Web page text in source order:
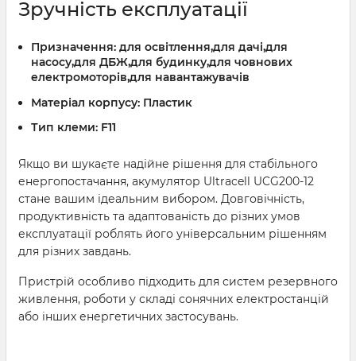
Зручність експлуатації
Призначення: для освітлення,для дачі,для
насосу,для ДБЖ,для будинку,для човнових
електромоторів,для навантажувачів
Матеріал корпусу: Пластик
Тип клеми: F11
Якщо ви шукаєте надійне рішення для стабільного
енергопостачання, акумулятор Ultracell UCG200-12
стане вашим ідеальним вибором. Довговічність,
продуктивність та адаптованість до різних умов
експлуатації роблять його універсальним рішенням
для різних завдань.
Пристрій особливо підходить для систем резервного
живлення, роботи у складі сонячних електростанцій
або інших енергетичних застосувань.